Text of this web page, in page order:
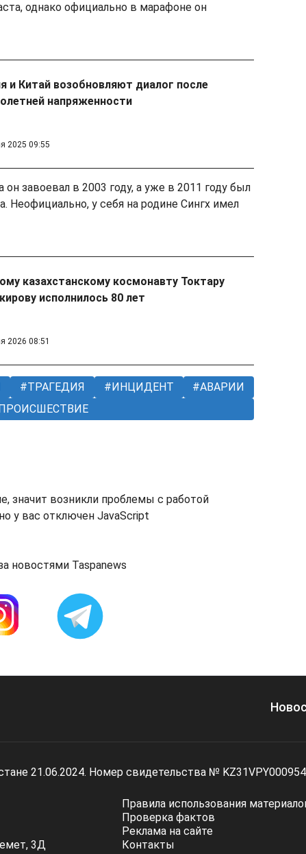
однако официально в марафоне он
и Китай возобновляют диалог после
напряженности
2025 09:55
завоевал в 2003 году, а уже в 2011 году был
Неофициально, у себя на родине Сингх имел
казахстанскому космонавту Токтару
исполнилось 80 лет
2026 08:51
ТРАГЕДИЯ ИНЦИДЕНТ
АВАРИИ
значит возникли проблемы с работой
у вас отключен JavaScript
новостями Taspanews
21.06.2024. Номер свидетельства №
3Д
Правила использования
Проверка фактов
Реклама на сайте
Контакты